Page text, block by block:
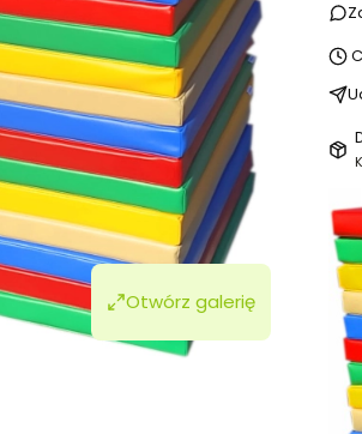
Otwórz galerię